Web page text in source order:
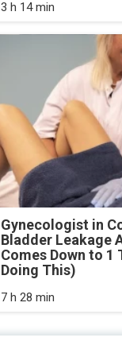
3 h 14 min
Gynecologist in
Bladder Leakage
Comes Down to 1
Doing This)
7 h 28 min